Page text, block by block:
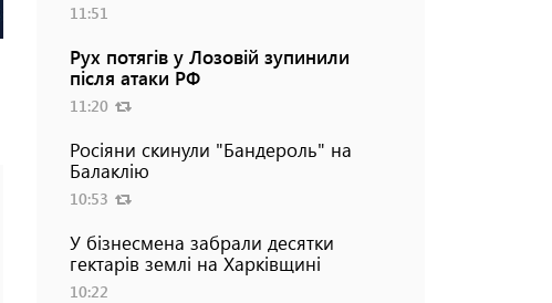
11:51
Рух потягів у Лозовій зупинили
після атаки РФ
11:20
Росіяни скинули "Бандероль" на
Балаклію
10:53
У бізнесмена забрали десятки
гектарів землі на Харківщині
10:22